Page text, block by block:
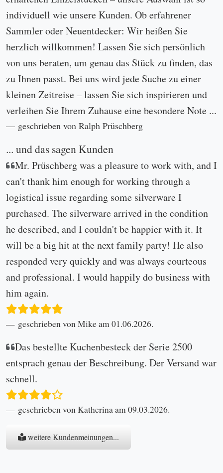
individuell wie unsere Kunden. Ob erfahrener
Sammler oder Neuentdecker: Wir heißen Sie
herzlich willkommen! Lassen Sie sich persönlich
von uns beraten, um genau das Stück zu finden, das
zu Ihnen passt. Bei uns wird jede Suche zu einer
kleinen Zeitreise – lassen Sie sich inspirieren und
verleihen Sie Ihrem Zuhause eine besondere Note ...
geschrieben von Ralph Prüschberg
... und das sagen Kunden
Mr. Prüschberg was a pleasure to work with, and I
can't thank him enough for working through a
logistical issue regarding some silverware I
purchased. The silverware arrived in the condition
he described, and I couldn't be happier with it. It
will be a big hit at the next family party! He also
responded very quickly and was always courteous
and professional. I would happily do business with
him again.
geschrieben von Mike am 01.06.2026.
Das bestellte Kuchenbesteck der Serie 2500
entsprach genau der Beschreibung. Der Versand war
schnell.
geschrieben von Katherina am 09.03.2026.
weitere Kundenmeinungen...